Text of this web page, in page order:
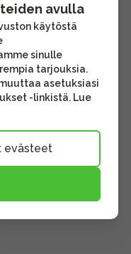
avulla
käytöstä
sinulle
tarjouksia.
asetuksiasi
-linkistä. Lue
evästeet